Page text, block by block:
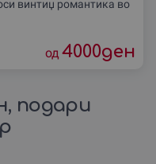
винтиџ романтика во
од 4000ден
подари